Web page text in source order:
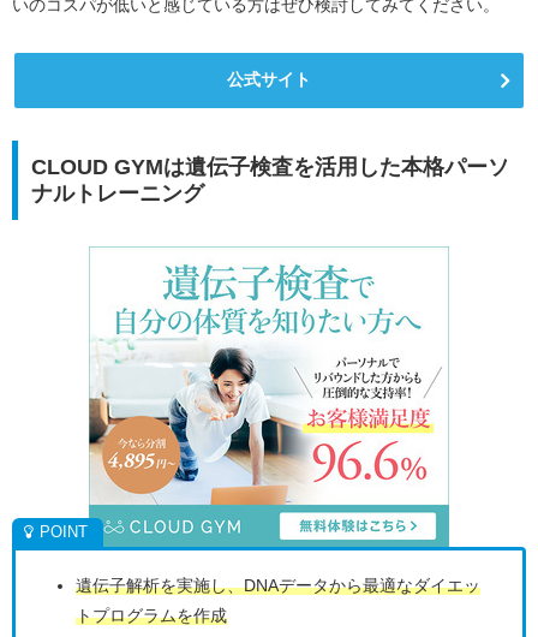
いのコスパが低いと感じている方はぜひ検討してみてください。
公式サイト
CLOUD GYMは遺伝子検査を活用した本格パーソ
ナルトレーニング
遺伝子解析を実施し、DNAデータから最適なダイエッ
トプログラムを作成